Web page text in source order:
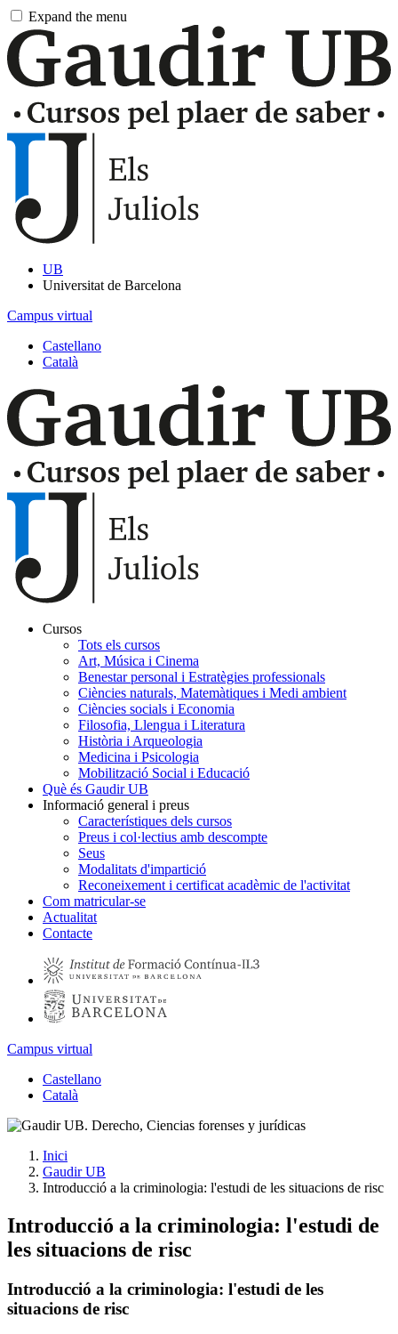
Pasar
contingut
principal
Expand the menu
UB
Universitat de Barcelona
Campus virtual
Castellano
Català
Navegación
principal
Gaudir
Cursos
Tots els cursos
Art, Música i Cinema
Benestar personal i Estratègies professionals
Ciències naturals, Matemàtiques i Medi ambient
Ciències socials i Economia
Filosofia, Llengua i Literatura
Història i Arqueologia
Medicina i Psicologia
Mobilització Social i Educació
Què és Gaudir UB
Informació general i preus
Característiques dels cursos
Preus i col·lectius amb descompte
Seus
Modalitats d'impartició
Reconeixement i certificat acadèmic de l'activitat
Com matricular-se
Actualitat
Contacte
Campus virtual
Castellano
Català
Inici
Gaudir UB
Introducció a la criminologia: l'estudi de les situacions de risc
Introducció a la criminologia: l'estudi de
les situacions de risc
Introducció a la criminologia: l'estudi de les
situacions de risc